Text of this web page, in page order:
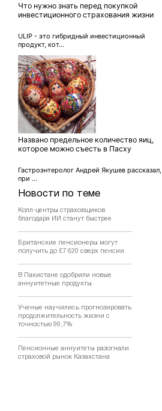
Новости по теме
Колл-центры страховщиков
благодаря ИИ станут быстрее
Британские пенсионеры могут
получить до £7 620 сверх пенсии
В Пакистане одобрили новые
аннуитетные продукты
Ученые научились прогнозировать
продолжительность жизни с
точностью 99,7%
Пенсионные аннуитеты разогнали
страховой рынок Казахстана
Что нужно знать перед покупкой
инвестиционного страхования жизни
ULIP - это гибридный инвестиционный
продукт, кот...
Названо предельное количество яиц,
которое можно съесть в Пасху
Гастроэнтеролог Андрей Якушев рассказал,
при ...